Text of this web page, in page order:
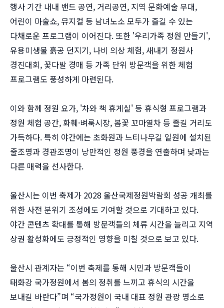
행사 기간 내내 밴드 공연, 거리공연, 지역 문화예술 무대,
어린이 마술쇼, 뮤지컬 등 남녀노소 모두가 즐길 수 있는
다채로운 프로그램이 이어진다. 또한 '우리가족 정원 만들기',
유용미생물 흙공 던지기, 나비 의상 체험, 새내기 정원사
경진대회, 꽃다발 경매 등 가족 단위 방문객을 위한 체험
프로그램도 풍성하게 마련된다.
이와 함께 정원 요가, '차와 책 휴게실' 등 휴식형 프로그램과
정원 체험 공간, 화훼·벼룩시장, 봄꽃 꼬마열차 등 즐길 거리도
가득하다. 특히 야간에는 초화원과 느티나무길 일원에 설치된
줄조명과 경관조명이 낭만적인 정원 풍경을 연출하며 낮과는
다른 매력을 선사한다.
울산시는 이번 축제가 2028 울산국제정원박람회 성공 개최를
위한 사전 분위기 조성에도 기여할 것으로 기대하고 있다.
야간 콘텐츠 확대를 통해 방문객들의 체류 시간을 늘리고 지역
상권 활성화에도 긍정적인 영향을 미칠 것으로 보고 있다.
울산시 관계자는 “이번 축제를 통해 시민과 방문객들이
태화강 국가정원에서 봄의 정취를 느끼고 휴식의 시간을
보내길 바란다”며 “국가정원이 국내 대표 정원 관광 명소로